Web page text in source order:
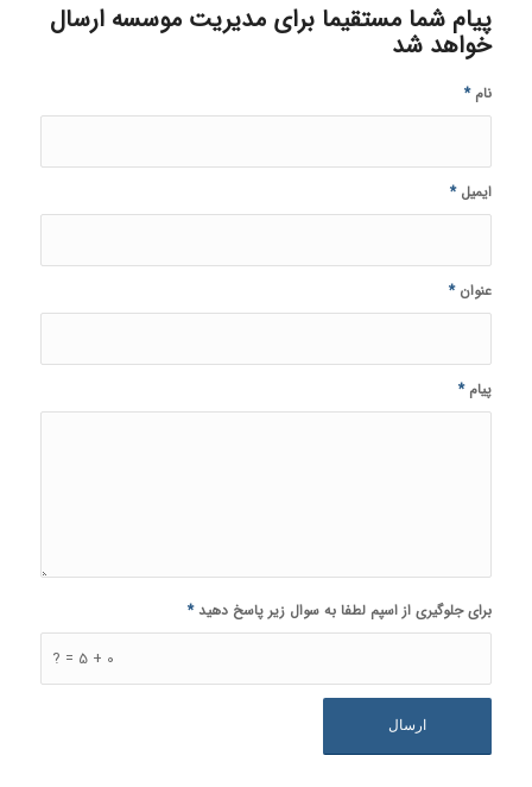
پیام شما مستقیما برای مدیریت موسسه ارسال
خواهد شد
نام*
ایمیل*
عنوان*
پیام*
0 + 5 = ?
برای جلوگیری از اسپم لطفا به سوال زیر پاسخ دهید*